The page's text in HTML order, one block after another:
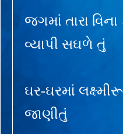
જગમાં તારા વિના
વ્યાપી સઘળે તું
ઘર-ઘરમાં
જાણીતું